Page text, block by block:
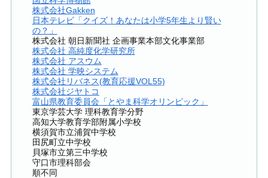
株式会社Gakken
日本テレビ「クイズ！あなたは小学5年生より賢い
の？」
株式会社 朝日新聞社 企画事業本部文化事業部
株式会社 高純度化学研究所
株式会社 アスウム
株式会社 学映システム
株式会社リバネス(教育応援VOL55)
株式会社ジヤトコ
富山県教育委員会「とやま科学オリンピック」
東京学芸大学 理科教育学分野
高知大学教育学部附属小学校
横須賀市立浦賀中学校
田尻町立中学校
貝塚市立第三中学校
守口市理科部会
順不同